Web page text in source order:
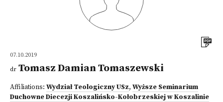
07.10.2019
dr Tomasz Damian Tomaszewski
Affiliations: Wydział Teologiczny USz, Wyższe Seminarium
Duchowne Diecezji Koszalińsko-Kołobrzeskiej w Koszalinie